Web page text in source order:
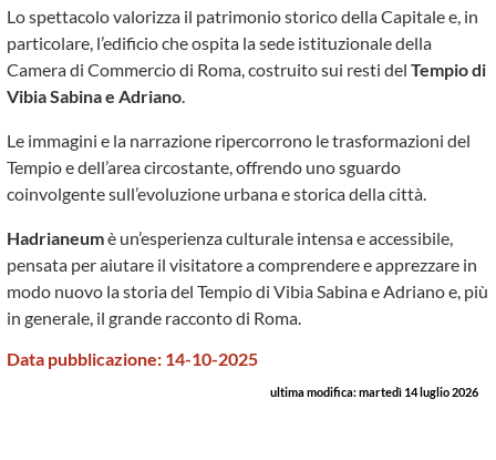
Lo spettacolo valorizza il patrimonio storico della Capitale e, in
particolare, l’edificio che ospita la sede istituzionale della
Camera di Commercio di Roma, costruito sui resti del Tempio di
Vibia Sabina e Adriano.
Le immagini e la narrazione ripercorrono le trasformazioni del
Tempio e dell’area circostante, offrendo uno sguardo
coinvolgente sull’evoluzione urbana e storica della città.
Hadrianeumè un’esperienza culturale intensa e accessibile,
pensata per aiutare il visitatore a comprendere e apprezzare in
modo nuovo la storia del Tempio di Vibia Sabina e Adriano e, più
in generale, il grande racconto di Roma.
Data pubblicazione: 14-10-2025
ultima modifica:martedì 14 luglio 2026